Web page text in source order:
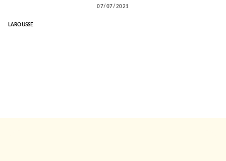
07/07/2021
LAROUSSE